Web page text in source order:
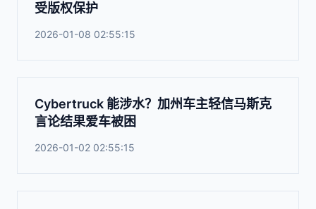
受版权保护
2026-01-08 02:55:15
Cybertruck 能涉水？加州车主轻信马斯克
言论结果爱车被困
2026-01-02 02:55:15